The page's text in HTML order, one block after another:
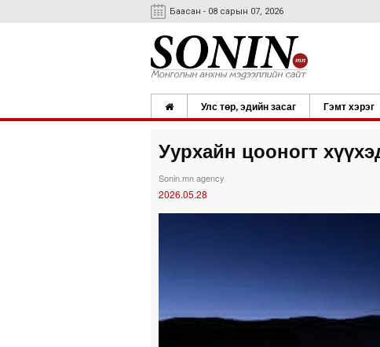
Баасан - 08 сарын 07, 2026
Улс төр, эдийн засаг Гэмт хэрэг
Уурхайн цооногт
Sonin.mn agency
2026.05.28